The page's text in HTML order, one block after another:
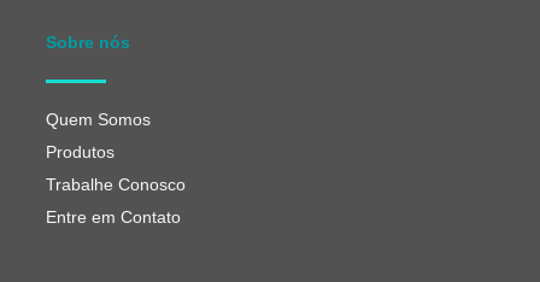
Sobre nós
Quem Somos
Produtos
Trabalhe Conosco
Entre em Contato